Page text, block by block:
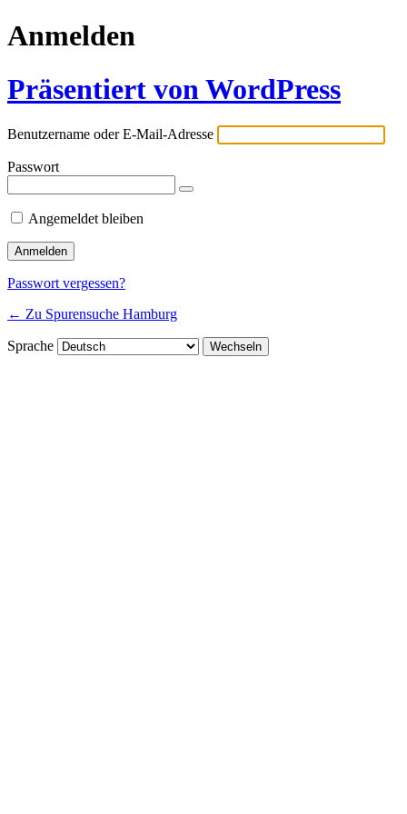
Anmelden
Präsentiert von WordPress
Benutzername oder E-Mail-Adresse
Passwort
Angemeldet bleiben
Passwort vergessen?
← Zu Spurensuche Hamburg
Sprache